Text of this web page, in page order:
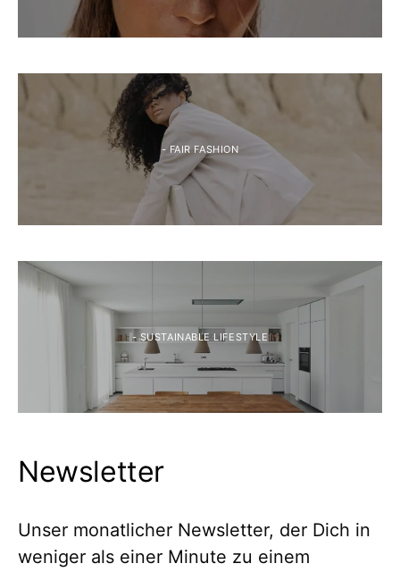
- FAIR FASHION
- SUSTAINABLE LIFESTYLE
Newsletter
Unser monatlicher Newsletter, der Dich in
weniger als einer Minute zu einem